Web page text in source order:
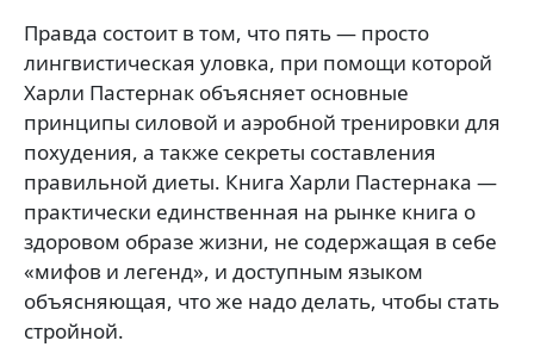
Правда состоит в том, что пять — просто
лингвистическая уловка, при помощи которой
Харли Пастернак объясняет основные
принципы силовой и аэробной тренировки для
похудения, а также секреты составления
правильной диеты. Книга Харли Пастернака —
практически единственная на рынке книга о
здоровом образе жизни, не содержащая в себе
«мифов и легенд», и доступным языком
объясняющая, что же надо делать, чтобы стать
стройной.